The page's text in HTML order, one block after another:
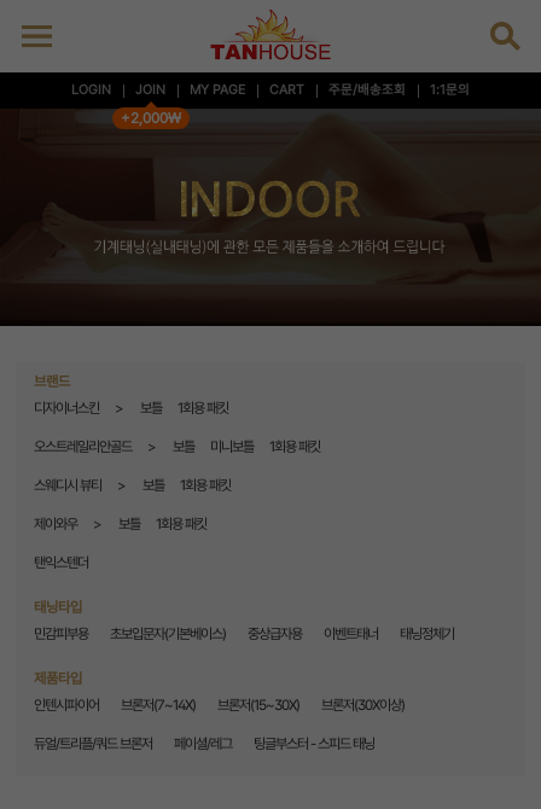
LOGIN JOIN
+2,000₩
MY PAGE CART 주문/배송조회 1:1문의
브랜드
디자이너스킨
보틀 1회용 패킷
오스트레일리안골드 보틀 미니보틀 1회용 패킷
스웨디시 뷰티 보틀 1회용 패킷
제이와우 보틀 1회용 패킷
탠익스텐더
태닝타입
민감피부용
초보입문자(기본베이스) 중상급자용 이벤트태너 태닝정체기
제품타입
인텐시파이어
브론저(7~14X) 브론저(15~30X) 브론저(30X이상)
듀얼/트리플/쿼드 브론저 페이셜/레그 팅글부스터 - 스피드 태닝